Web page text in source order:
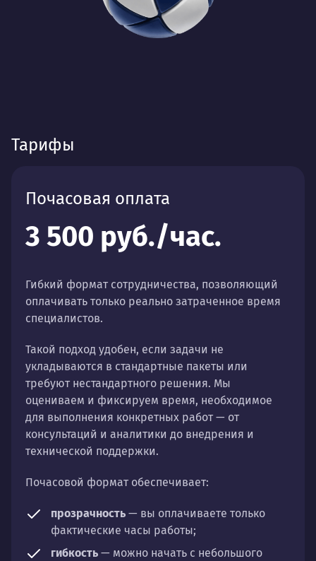
Тарифы
Почасовая оплата
3 500 руб./час.
Гибкий формат сотрудничества, позволяющий
оплачивать только реально затраченное время
специалистов.
Такой подход удобен, если задачи не
укладываются в стандартные пакеты или
требуют нестандартного решения. Мы
оцениваем и фиксируем время, необходимое
для выполнения конкретных работ — от
консультаций и аналитики до внедрения и
технической поддержки.
Почасовой формат обеспечивает:
прозрачность — вы оплачиваете только
фактические часы работы;
гибкость — можно начать с небольшого